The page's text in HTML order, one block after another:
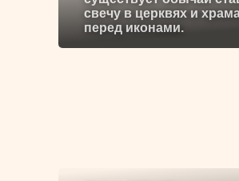
свечу в церквях и
перед иконами.